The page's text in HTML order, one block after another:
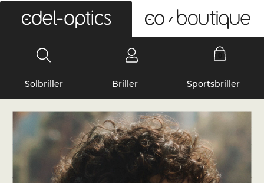
Solbriller Briller Sportsbriller